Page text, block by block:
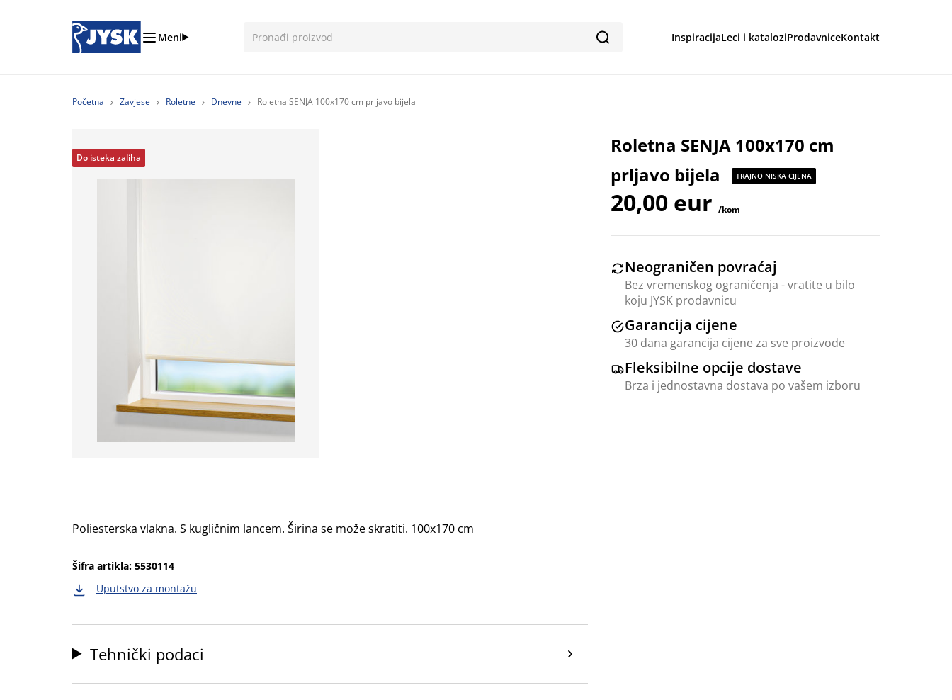
Meni InspiracijaLeci i kataloziProdavniceKontakt
Pretraga
Početna Zavjese Roletne Dnevne Roletna SENJA 100x170 cm prljavo bijela
Roletna SENJA 100x170 cm
prljavo bijela
TRAJNO NISKA CIJENA
20,00 eur /kom
Neograničen povraćaj
Bez vremenskog ograničenja - vratite u bilo
koju JYSK prodavnicu
Garancija cijene
30 dana garancija cijene za sve proizvode
Fleksibilne opcije dostave
Brza i jednostavna dostava po vašem izboru
Do isteka zaliha
Poliesterska vlakna. S kugličnim lancem. Širina se može skratiti. 100x170 cm
Šifra artikla: 5530114
Uputstvo za montažu
Tehnički podaci